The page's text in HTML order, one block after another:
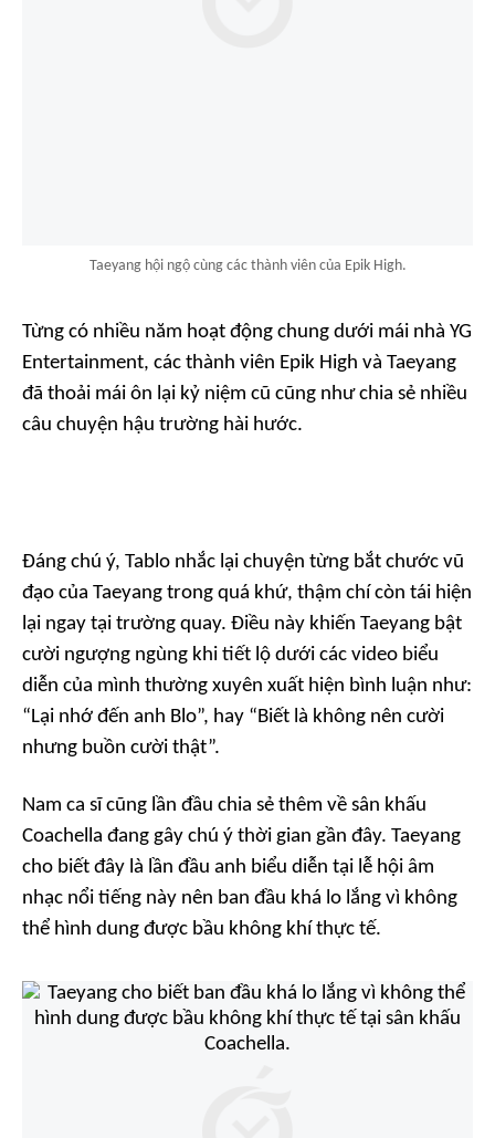
Taeyang hội ngộ cùng các thành viên của Epik High.
Từng có nhiều năm hoạt động chung dưới mái nhà YG
Entertainment, các thành viên Epik High và Taeyang
đã thoải mái ôn lại kỷ niệm cũ cũng như chia sẻ nhiều
câu chuyện hậu trường hài hước.
Đáng chú ý, Tablo nhắc lại chuyện từng bắt chước vũ
đạo của Taeyang trong quá khứ, thậm chí còn tái hiện
lại ngay tại trường quay. Điều này khiến Taeyang bật
cười ngượng ngùng khi tiết lộ dưới các video biểu
diễn của mình thường xuyên xuất hiện bình luận như:
“Lại nhớ đến anh Blo”, hay “Biết là không nên cười
nhưng buồn cười thật”.
Nam ca sĩ cũng lần đầu chia sẻ thêm về sân khấu
Coachella đang gây chú ý thời gian gần đây. Taeyang
cho biết đây là lần đầu anh biểu diễn tại lễ hội âm
nhạc nổi tiếng này nên ban đầu khá lo lắng vì không
thể hình dung được bầu không khí thực tế.